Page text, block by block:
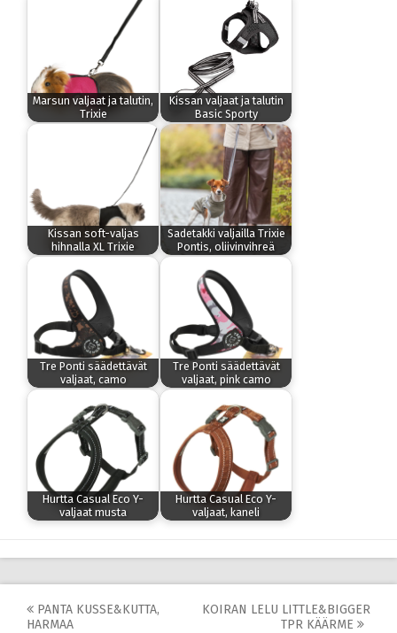
Marsun valjaat ja talutin,
Trixie
Kissan valjaat ja talutin
Basic Sporty
Kissan soft-valjas
hihnalla XL Trixie
Sadetakki valjailla Trixie
Pontis, oliivinvihreä
Tre Ponti säädettävät
valjaat, camo
Tre Ponti säädettävät
valjaat, pink camo
Hurtta Casual Eco Y-
valjaat musta
Hurtta Casual Eco Y-
valjaat, kaneli
Post
PANTA KUSSE&KUTTA,
HARMAA
KOIRAN LELU LITTLE&BIGGER
TPR KÄÄRME